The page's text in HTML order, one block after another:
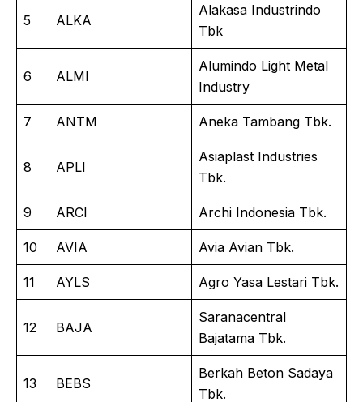
5 ALKA
Alakasa Industrindo
Tbk
6 ALMI
Alumindo Light Metal
Industry
7 ANTM Aneka Tambang Tbk.
8 APLI
Asiaplast Industries
Tbk.
9 ARCI Archi Indonesia Tbk.
10 AVIA Avia Avian Tbk.
11 AYLS Agro Yasa Lestari Tbk.
12 BAJA
Saranacentral
Bajatama Tbk.
13 BEBS
Berkah Beton Sadaya
Tbk.